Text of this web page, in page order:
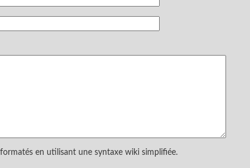
en utilisant une syntaxe wiki simplifiée.